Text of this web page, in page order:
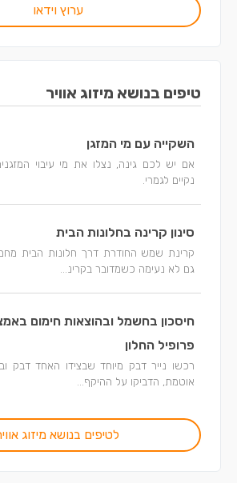
ערוץ וידאו
טיפים בנושא מיזוג אוויר
השקייה עם מי המזגן
אם יש לכם גינה, נצלו את מי עיבוי
נקיים לגמרי.
סינון קרינה בחלונות הבית
קרינת שמש החודרת דרך חלונות הבית
גם לא נעימה כשמדובר בקרינ...
חיסכון בחשמל ובהוצאות חימום
פרופיל החלון
רכשו נייר דבק מיוחד שבצידו האחד דבק
אוטמת, הדביקו על ההיקף...
לטיפים בנושא מיזוג